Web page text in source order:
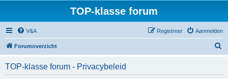
TOP-klasse forum
V&A Aanmelden
Registreer
Forumoverzicht
TOP-klasse forum - Privacybeleid